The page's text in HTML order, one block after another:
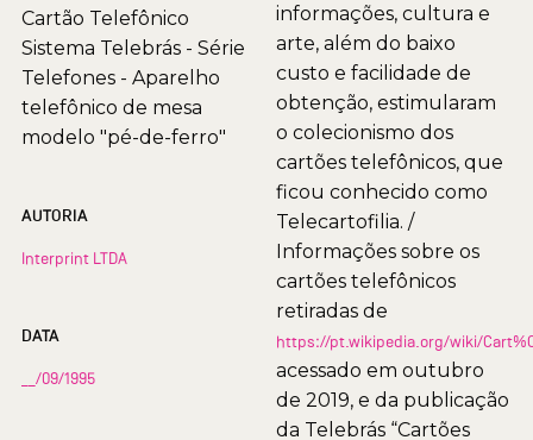
Cartão Telefônico
Sistema Telebrás - Série
Telefones - Aparelho
telefônico de mesa
modelo "pé-de-ferro"
AUTORIA
Interprint LTDA
DATA
__/09/1995
informações, cultura e
arte, além do baixo
custo e facilidade de
obtenção, estimularam
o colecionismo dos
cartões telefônicos, que
ficou conhecido como
Telecartofilia. /
Informações sobre os
cartões telefônicos
retiradas de
https://pt.wikipedia.org/wiki/
acessado em outubro
de 2019, e da publicação
da Telebrás “Cartões